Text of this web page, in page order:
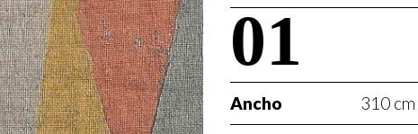
01
Ancho 310 cm